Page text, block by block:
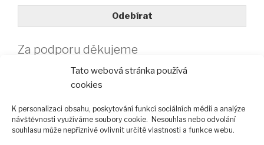
Tato webová stránka používá
cookies
K personalizaci obsahu, poskytování funkcí sociálních médií a analýze
návštěvnosti využíváme soubory cookie. Nesouhlas nebo odvolání
souhlasu může nepříznivě ovlivnit určité vlastnosti a funkce webu.
Odebírat
Za podporu děkujeme